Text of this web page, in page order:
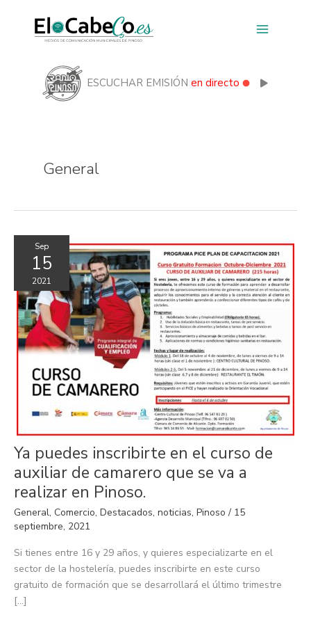
contenido
ESCUCHAR EMISIÓN en directo
General
Sep
15
2021
Ya puedes inscribirte en el curso de
auxiliar de camarero que se va a
realizar en Pinoso.
General, Comercio, Destacados, noticias, Pinoso / 15
septiembre, 2021
Si tienes entre 16 y 29 años, y quieres especializarte en el
sector de la hostelería, puedes inscribirte en este curso
gratuito de formación que se desarrollará el último trimestre
[…]
Ya
puedes
inscribirte
en
el
curso
de
auxiliar
de
camarero
se
va
a
realizar